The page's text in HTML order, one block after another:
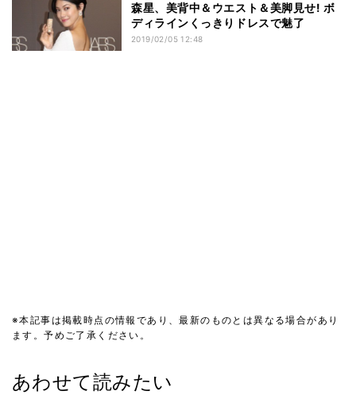
森星、美背中＆ウエスト＆美脚見せ! ボ
ディラインくっきりドレスで魅了
2019/02/05 12:48
※本記事は掲載時点の情報であり、最新のものとは異なる場合があり
ます。予めご了承ください。
あわせて読みたい